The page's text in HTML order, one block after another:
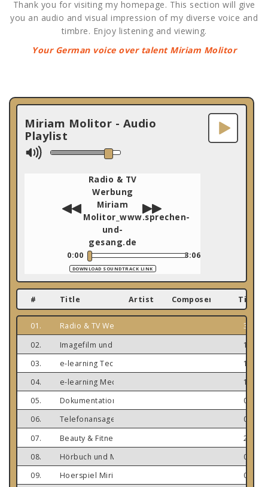
Thank you for visiting my homepage. This section will give
you an audio and visual impression of my diverse voice and
timbre. Enjoy listening and viewing.
Your German voice over talent Miriam Molitor
Miriam Molitor - Audio
Playlist
Radio & TV
Werbung
Miriam
Molitor_www.sprechen-
und-
gesang.de
0:00 3:06
DOWNLOAD SOUNDTRACK LINK
# Title Artist Composer Time
01. Radio & TV Werbung Miriam Molitor_www.sprechen-
3:06
02.
Imagefilm und Präsentation Miriam
1:42
03.
e-learning Technik Miriam Molitor_www.sprechen-und-
1:36
04.
e-learning Medizin Miriam Molitor_www.sprechen-und-
1:20
05.
Dokumentation Miriam Molitor_www.sprechen-und-
0:40
06.
Telefonansagen Deutsch Englisch Miriam
0:45
07.
Beauty & Fitness Miriam Molitor_www.sprechen-und-
2:20
08.
Hörbuch und Museum Miriam Molitor_www.sprechen-
0:29
09.
Hoerspiel Miriam Molitor Florence
0:54